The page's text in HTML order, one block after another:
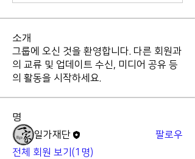
소개
그룹에 오신 것을 환영합니다. 다른 회원과
의 교류 및 업데이트 수신, 미디어 공유 등
의 활동을 시작하세요.
명
일가재단
팔로우
전체 회원 보기(1명)